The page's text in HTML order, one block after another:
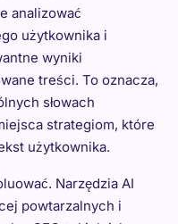
analizować
użytkownika i
wyniki
treści. To oznacza,
słowach
strategiom, które
użytkownika.
Narzędzia AI
powtarzalnych i